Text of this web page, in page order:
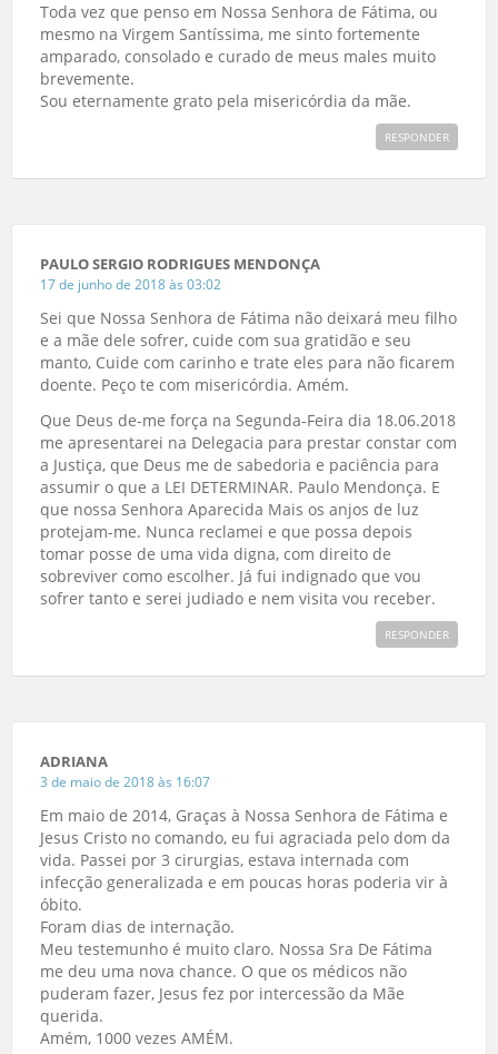
Toda vez que penso em Nossa Senhora de Fátima, ou
mesmo na Virgem Santíssima, me sinto fortemente
amparado, consolado e curado de meus males muito
brevemente.
Sou eternamente grato pela misericórdia da mãe.
RESPONDER
PAULO SERGIO RODRIGUES MENDONÇA
17 de junho de 2018 às 03:02
Sei que Nossa Senhora de Fátima não deixará meu filho
e a mãe dele sofrer, cuide com sua gratidão e seu
manto, Cuide com carinho e trate eles para não ficarem
doente. Peço te com misericórdia. Amém.
Que Deus de-me força na Segunda-Feira dia 18.06.2018
me apresentarei na Delegacia para prestar constar com
a Justiça, que Deus me de sabedoria e paciência para
assumir o que a LEI DETERMINAR. Paulo Mendonça. E
que nossa Senhora Aparecida Mais os anjos de luz
protejam-me. Nunca reclamei e que possa depois
tomar posse de uma vida digna, com direito de
sobreviver como escolher. Já fui indignado que vou
sofrer tanto e serei judiado e nem visita vou receber.
RESPONDER
ADRIANA
3 de maio de 2018 às 16:07
Em maio de 2014, Graças à Nossa Senhora de Fátima e
Jesus Cristo no comando, eu fui agraciada pelo dom da
vida. Passei por 3 cirurgias, estava internada com
infecção generalizada e em poucas horas poderia vir à
óbito.
Foram dias de internação.
Meu testemunho é muito claro. Nossa Sra De Fátima
me deu uma nova chance. O que os médicos não
puderam fazer, Jesus fez por intercessão da Mãe
querida.
Amém, 1000 vezes AMÉM.